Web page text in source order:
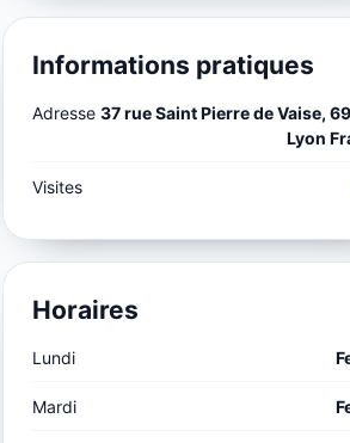
Informations pratiques
Adresse 37 rue Saint Pierre de Vaise,
Lyon
Visites
Horaires
Lundi
Mardi